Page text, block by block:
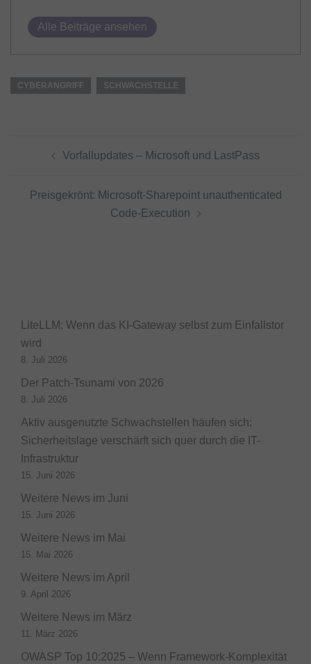
Alle Beiträge ansehen
CYBERANGRIFF SCHWACHSTELLE
Vorfallupdates – Microsoft und LastPass
Preisgekrönt: Microsoft-Sharepoint unauthenticated
Code-Execution
LiteLLM: Wenn das KI-Gateway selbst zum Einfallstor
wird
8. Juli 2026
Der Patch-Tsunami von 2026
8. Juli 2026
Aktiv ausgenutzte Schwachstellen häufen sich:
Sicherheitslage verschärft sich quer durch die IT-
Infrastruktur
15. Juni 2026
Weitere News im Juni
15. Juni 2026
Weitere News im Mai
15. Mai 2026
Weitere News im April
9. April 2026
Weitere News im März
11. März 2026
OWASP Top 10:2025 – Wenn Framework-Komplexität